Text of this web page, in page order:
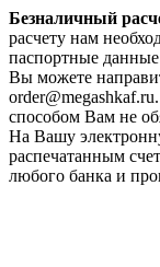
Безналичный
расчету нам
паспортные данные
Вы можете
способом Вам не
На Вашу
распечатанным
любого банка и